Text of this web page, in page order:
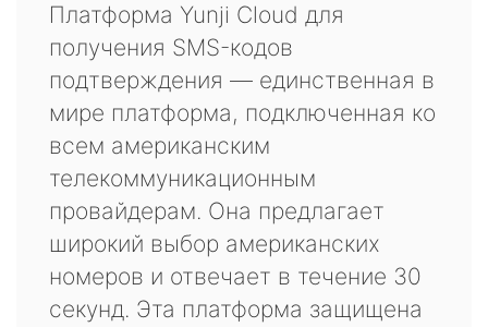
Платформа Yunji Cloud для
получения SMS-кодов
подтверждения — единственная в
мире платформа, подключенная ко
всем американским
телекоммуникационным
провайдерам. Она предлагает
широкий выбор американских
номеров и отвечает в течение 30
секунд. Эта платформа защищена